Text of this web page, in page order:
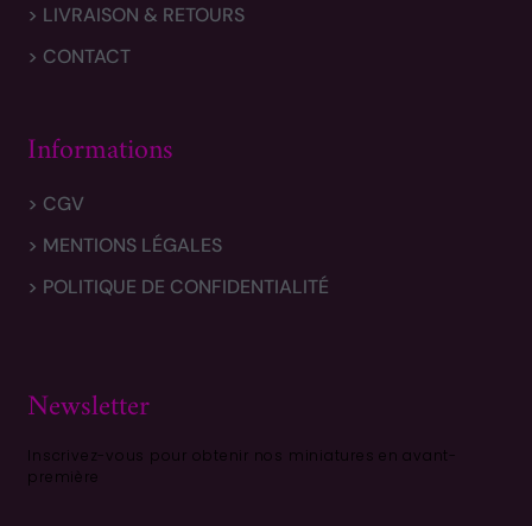
> LIVRAISON & RETOURS
> CONTACT
Informations
> CGV
> MENTIONS LÉGALES
> POLITIQUE DE CONFIDENTIALITÉ
Newsletter
Inscrivez-vous pour obtenir nos miniatures en avant-
première